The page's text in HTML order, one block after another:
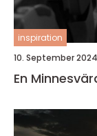
inspiration
10. September 2024
En